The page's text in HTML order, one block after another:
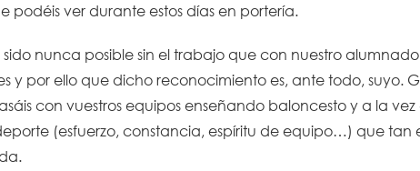
podéis ver durante estos días en portería.
nunca posible sin el trabajo que con nuestro
y por ello que dicho reconocimiento es, ante todo, suyo.
con vuestros equipos enseñando baloncesto y a la
(esfuerzo, constancia, espíritu de equipo…) que tan